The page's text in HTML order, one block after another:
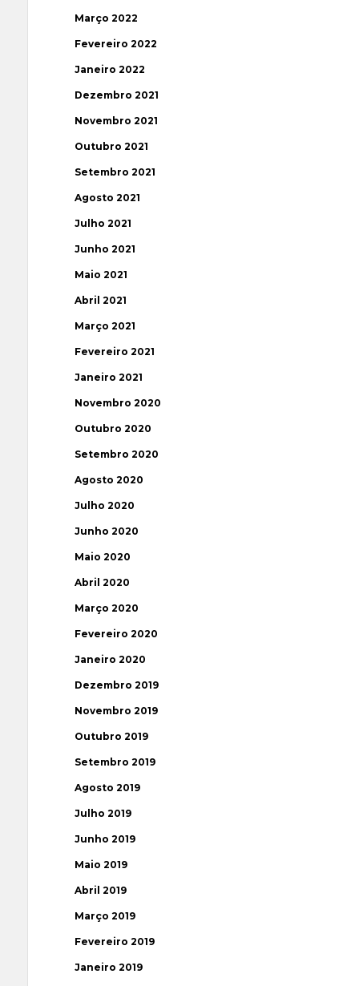
Março 2022
Fevereiro 2022
Janeiro 2022
Dezembro 2021
Novembro 2021
Outubro 2021
Setembro 2021
Agosto 2021
Julho 2021
Junho 2021
Maio 2021
Abril 2021
Março 2021
Fevereiro 2021
Janeiro 2021
Novembro 2020
Outubro 2020
Setembro 2020
Agosto 2020
Julho 2020
Junho 2020
Maio 2020
Abril 2020
Março 2020
Fevereiro 2020
Janeiro 2020
Dezembro 2019
Novembro 2019
Outubro 2019
Setembro 2019
Agosto 2019
Julho 2019
Junho 2019
Maio 2019
Abril 2019
Março 2019
Fevereiro 2019
Janeiro 2019